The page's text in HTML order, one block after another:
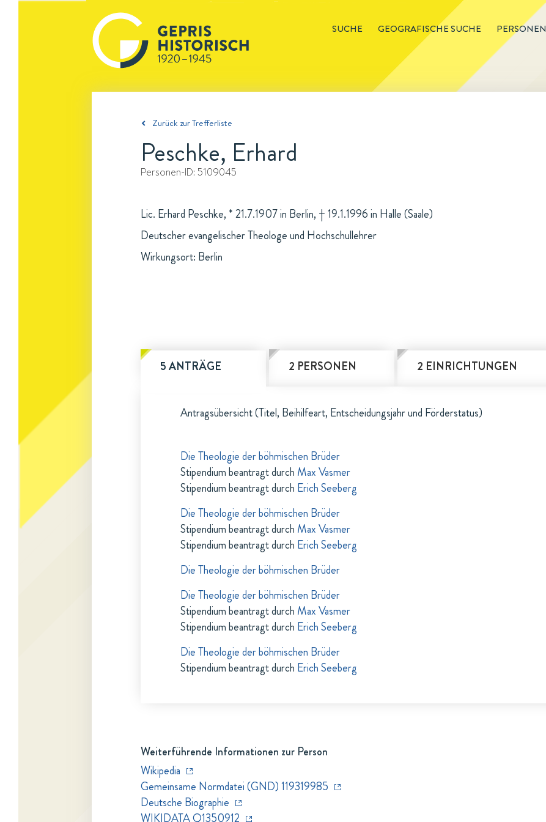
SUCHE GEOGRAFISCHE SUCHE PERSONEN
Zurück zur Trefferliste
Peschke, Erhard
Personen-ID: 5109045
Lic. Erhard Peschke, * 21.7.1907 in Berlin, † 19.1.1996 in Halle (Saale)
Deutscher evangelischer Theologe und Hochschullehrer
Wirkungsort: Berlin
5 ANTRÄGE 2 PERSONEN 2 EINRICHTUNGEN
Antragsübersicht (Titel, Beihilfeart, Entscheidungsjahr und Förderstatus)
Die Theologie der böhmischen Brüder
Stipendium beantragt durch Max Vasmer
Stipendium beantragt durch Erich Seeberg
Die Theologie der böhmischen Brüder
Stipendium beantragt durch Max Vasmer
Stipendium beantragt durch Erich Seeberg
Die Theologie der böhmischen Brüder
Die Theologie der böhmischen Brüder
Stipendium beantragt durch Max Vasmer
Stipendium beantragt durch Erich Seeberg
Die Theologie der böhmischen Brüder
Stipendium beantragt durch Erich Seeberg
Weiterführende Informationen zur Person
Wikipedia
Gemeinsame Normdatei (GND) 119319985
Deutsche Biographie
WIKIDATA Q1350912